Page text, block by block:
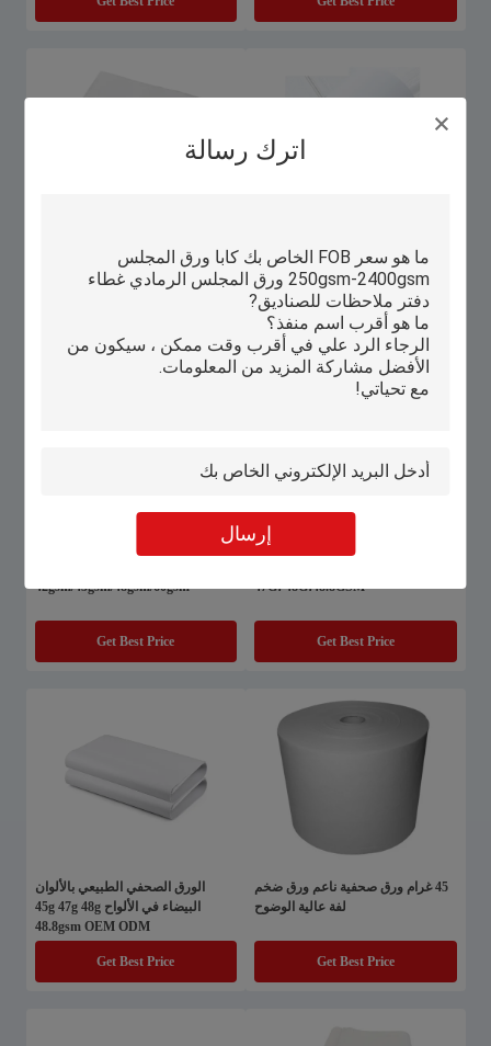
اترك رسالة
إرسال
ورق صحفية فارغة بيضاء غير مغلفة
للطباعة
Get Best Price
47G، 48G،48.8GSM
Get Best Price
42gsm/45gsm/48gsm/60gsm
Get Best Price
45 غرام ورق صحفية ناعم ورق ضخم
لفة عالية الوضوح
Get Best Price
الورق الصحفي الطبيعي بالألوان
البيضاء في الألواح 45g 47g 48g
48.8gsm OEM ODM
Get Best Price